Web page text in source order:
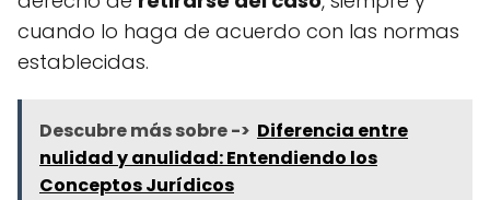
cuando lo haga de acuerdo con las normas
establecidas.
Descubre más sobre -> Diferencia entre
nulidad y anulidad: Entendiendo los
Conceptos Jurídicos